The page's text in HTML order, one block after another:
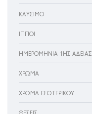
ΚΑΎΣΙΜΟ
ΊΠΠΟΙ
ΗΜΕΡΟΜΗΝΊΑ 1ΗΣ ΆΔΕΙΑΣ
ΧΡΏΜΑ
ΧΡΏΜΑ ΕΣΩΤΕΡΙΚΟΎ